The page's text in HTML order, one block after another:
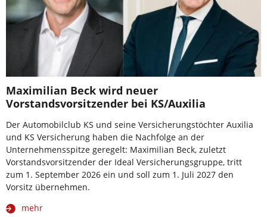
Maximilian Beck wird neuer
Vorstandsvorsitzender bei KS/Auxilia
Der Automobilclub KS und seine Versicherungstöchter Auxilia
und KS Versicherung haben die Nachfolge an der
Unternehmensspitze geregelt: Maximilian Beck, zuletzt
Vorstandsvorsitzender der Ideal Versicherungsgruppe, tritt
zum 1. September 2026 ein und soll zum 1. Juli 2027 den
Vorsitz übernehmen.
mehr